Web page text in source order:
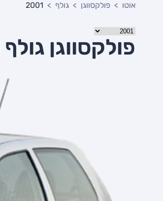
אוטו פולקסווגן גולף 2001
פולקסווגן גולף 2001 יד שניה